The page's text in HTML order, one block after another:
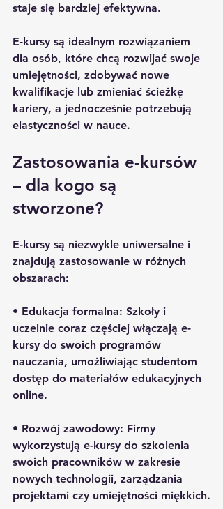
staje się bardziej efektywna.
E-kursy są idealnym rozwiązaniem
dla osób, które chcą rozwijać swoje
umiejętności, zdobywać nowe
kwalifikacje lub zmieniać ścieżkę
kariery, a jednocześnie potrzebują
elastyczności w nauce.
Zastosowania e-kursów
– dla kogo są
stworzone?
E-kursy są niezwykle uniwersalne i
znajdują zastosowanie w różnych
obszarach:
• Edukacja formalna: Szkoły i
uczelnie coraz częściej włączają e-
kursy do swoich programów
nauczania, umożliwiając studentom
dostęp do materiałów edukacyjnych
online.
• Rozwój zawodowy: Firmy
wykorzystują e-kursy do szkolenia
swoich pracowników w zakresie
nowych technologii, zarządzania
projektami czy umiejętności miękkich.